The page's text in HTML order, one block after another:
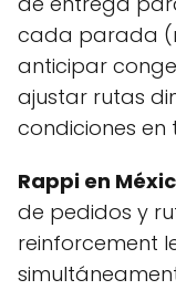
cada parada
anticipar
ajustar rutas
condiciones en
Rappi en
de pedidos y
reinforcement